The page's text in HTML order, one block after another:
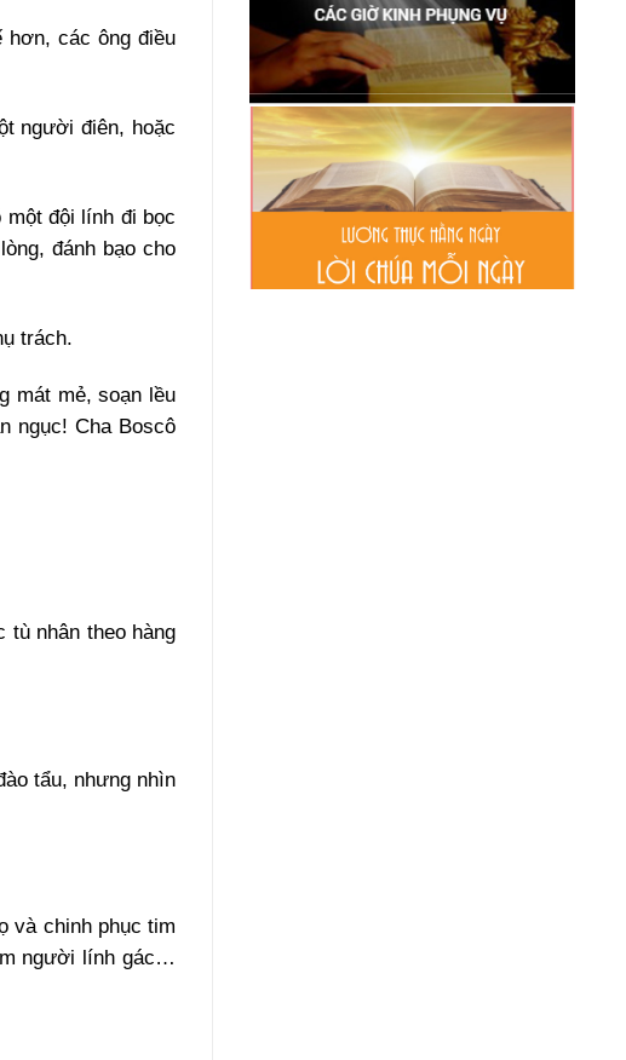
các ông điều
người điên, hoặc
đội lính đi bọc
đánh bạo cho
trách.
mẻ, soạn lều
ngục! Cha Boscô
nhân theo hàng
tẩu, nhưng nhìn
và chinh phục tim
người lính gác…